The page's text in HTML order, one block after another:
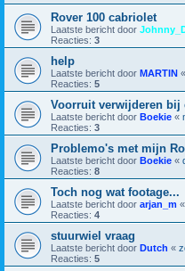
Rover 100 cabriolet
Laatste bericht door
Reacties: 3
help
Laatste bericht door MARTIN «
Reacties: 5
Voorruit verwijderen bij
Laatste bericht door Boekie «
Reacties: 3
Problemo's met mijn
Laatste bericht door Boekie «
Reacties: 8
Toch nog wat footage...
Laatste bericht door arjan_m «
Reacties: 4
stuurwiel vraag
Laatste bericht door Dutch «
Reacties: 5